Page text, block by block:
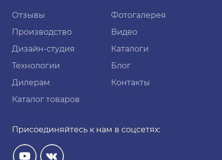
Отзывы
Производство
Дизайн-студия
Технологии
Дилерам
Каталог товаров
Фотогалерея
Видео
Каталоги
Блог
Контакты
Присоединяйтесь к нам в соцсетях: